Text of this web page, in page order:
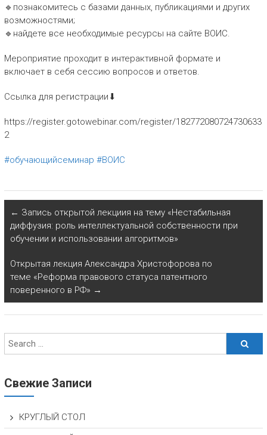
🔹познакомитесь с базами данных, публикациями и других
возможностями;
🔹найдете все необходимые ресурсы на сайте ВОИС.
Мероприятие проходит в интерактивной формате и
включает в себя сессию вопросов и ответов.
Ссылка для регистрации⬇
https://register.gotowebinar.com/register/182772080724730633
2
#обучающийсеминар #ВОИС
← Запись открытой лекциия на тему «Нестабильная
диффузия: роль интеллектуальной собственности при
обучении и использовании алгоритмов»
Открытая лекция Александра Христофорова по
теме «Реформа правового статуса патентного
поверенного в РФ» →
Свежие Записи
КРУГЛЫЙ СТОЛ